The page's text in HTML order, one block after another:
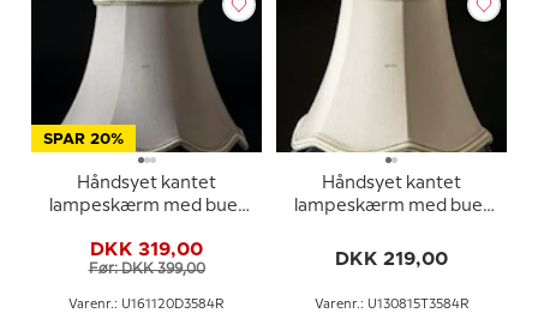
SPAR 20%
Håndsyet kantet
lampeskærm med buer
med off white silke
DKK 319,00
Før: DKK 399,00
Varenr.: U161120D3584R
Håndsyet kantet
lampeskærm med buer
betrukket med off white
DKK 219,00
Varenr.: U130815T3584R